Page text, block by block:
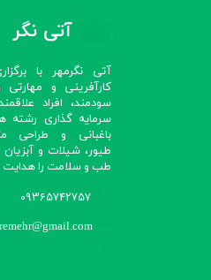
آتی نگر
آتی نگرمهر با
کارآفرینی و مهارتی
سودمند، افراد
سرمایه گذاری رشته
باغبانی و طراحی
طیور، شیلات و
طب و سلامت را هدایت
09365742757